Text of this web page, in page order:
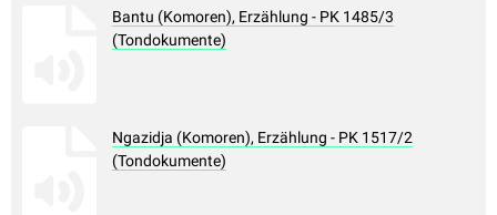
Bantu (Komoren), Erzählung - PK 1485/3
(Tondokumente)
Ngazidja (Komoren), Erzählung - PK 1517/2
(Tondokumente)